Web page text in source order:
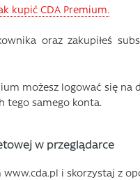
kupić CDA Premium.
oraz zakupiłeś
możesz logować się
tego samego konta.
w przeglądarce
i skorzystaj z